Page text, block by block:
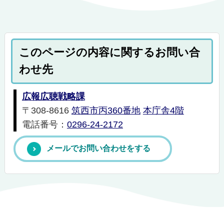
このページの内容に関するお問い合
わせ先
広報広聴戦略課
〒308-8616 筑西市丙360番地 本庁舎4階
電話番号： 0296-24-2172
メールでお問い合わせをする